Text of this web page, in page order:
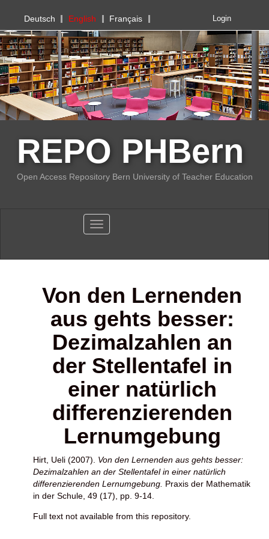
PHBern
Deutsch English Français Login
REPO PHBern
Open Access Repository Bern University of Teacher Education
Toggle navigation
Von den Lernenden
aus gehts besser:
Dezimalzahlen an
der Stellentafel in
einer natürlich
differenzierenden
Lernumgebung
Hirt, Ueli (2007). Von den Lernenden aus gehts besser:
Dezimalzahlen an der Stellentafel in einer natürlich
differenzierenden Lernumgebung. Praxis der Mathematik
in der Schule, 49 (17), pp. 9-14.
Full text not available from this repository.